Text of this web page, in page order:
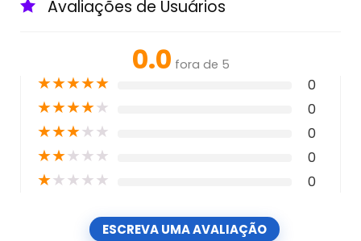
Avaliações de Usuários
0.0 fora de 5
★★★★★ 0
★★★★★ 0
★★★★★ 0
★★★★★ 0
★★★★★ 0
ESCREVA UMA AVALIAÇÃO